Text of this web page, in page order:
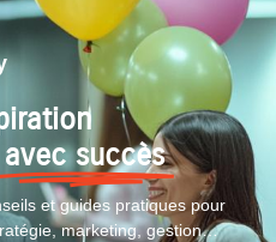
avec succès
et guides pratiques pour
marketing, gestion…